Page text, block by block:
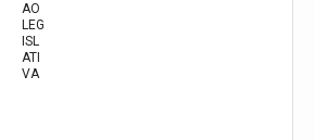
AO
LEG
ISL
ATI
VA